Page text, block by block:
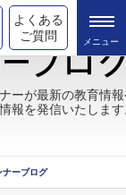
よくある
ご質問
ーが最新の教育情
報を発信いたしま
ナーブログ